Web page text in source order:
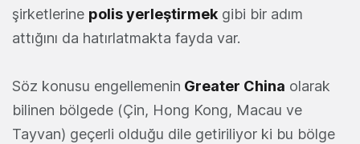
şirketlerine polis yerleştirmek gibi bir adım
attığını da hatırlatmakta fayda var.
Söz konusu engellemenin Greater China olarak
bilinen bölgede (Çin, Hong Kong, Macau ve
Tayvan) geçerli olduğu dile getiriliyor ki bu bölge